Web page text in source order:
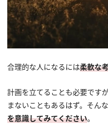
合理的な人になるには柔軟な
計画を立てることも必要です
まないこともあるはず。そん
を意識してみてください。